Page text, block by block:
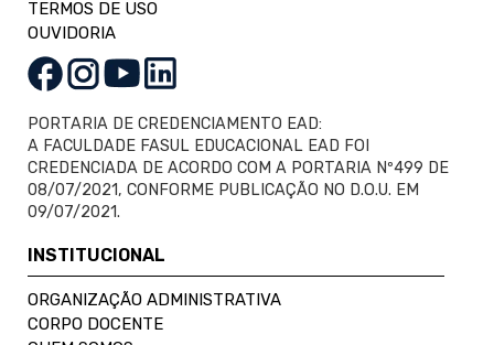
TERMOS DE USO
OUVIDORIA
PORTARIA DE CREDENCIAMENTO EAD:
A FACULDADE FASUL EDUCACIONAL EAD FOI
CREDENCIADA DE ACORDO COM A PORTARIA Nº499 DE
08/07/2021, CONFORME PUBLICAÇÃO NO D.O.U. EM
09/07/2021.
INSTITUCIONAL
ORGANIZAÇÃO ADMINISTRATIVA
CORPO DOCENTE